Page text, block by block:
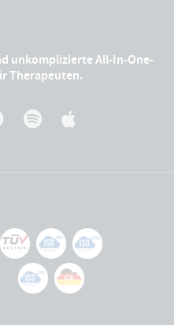
unkomplizierte All-In-One-
Therapeuten.